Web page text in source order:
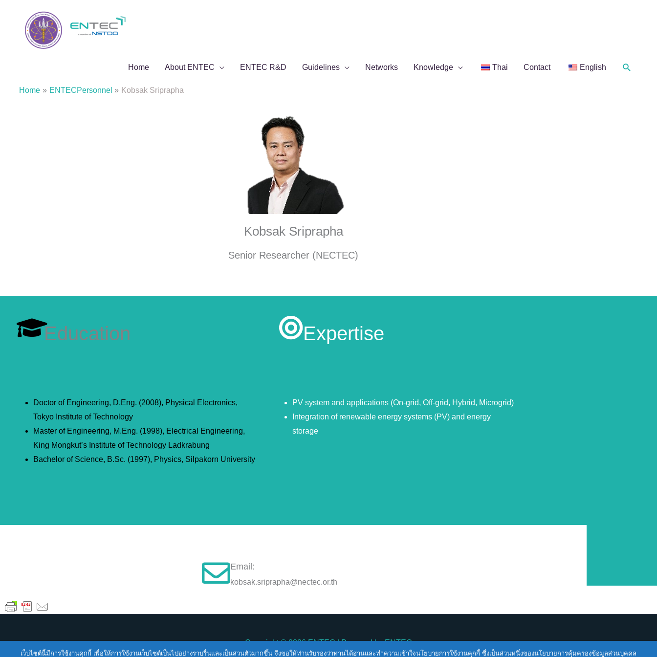
Home About ENTEC ENTEC R&D Guidelines Networks Knowledge Thai Contact English Search
Home ENTECPersonnel Kobsak Sriprapha
Kobsak Sriprapha
Senior Researcher (NECTEC)
Education
Doctor of Engineering, D.Eng. (2008), Physical Electronics,
Tokyo Institute of Technology
Master of Engineering, M.Eng. (1998), Electrical Engineering,
King Mongkut’s Institute of Technology Ladkrabung
Bachelor of Science, B.Sc. (1997), Physics, Silpakorn University
Expertise
PV system and applications (On-grid, Off-grid, Hybrid, Microgrid)
Integration of renewable energy systems (PV) and energy
storage
Email:
kobsak.sriprapha@nectec.or.th
Copyright © 2026ENTEC| Powered byENTEC
เว็บไซต์นี้มีการใช้งานคุกกี้ เพื่อให้การใช้งานเว็บไซต์เป็นไปอย่างราบรื่นและเป็นส่วนตัวมากขึ้น จึงขอให้ท่านรับรองว่าท่านได้อ่านและทำความเข้าใจนโยบายการใช้งานคุกกี้ ซึ่งเป็นส่วนหนึ่งของนโยบายการคุ้มครองข้อมูลส่วนบุคคล